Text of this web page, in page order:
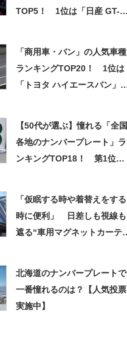
TOP5！ 1位は「日産 GT-
「商用車・バン」の人気車種
ランキングTOP20！ 1位は
「トヨタ ハイエースバン」
【50代が選ぶ】憧れる「全国
各地のナンバープレート」ラ
ンキングTOP18！ 第1位は
「仮眠する時や着替えをする
時に便利」 日差しも視線も
遮る“車用マグネットカーテ
北海道のナンバープレートで
一番憧れるのは？【人気投票
実施中】